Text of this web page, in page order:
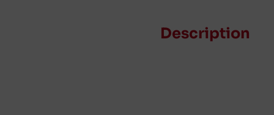
Description